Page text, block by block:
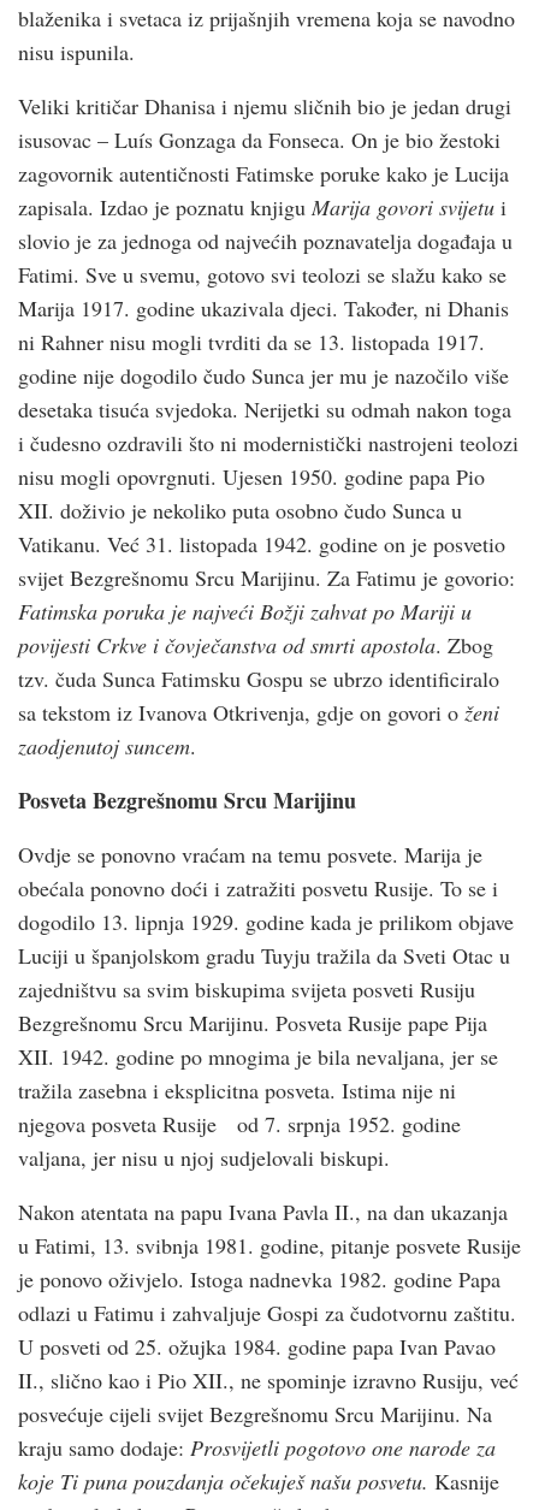
blaženika i svetaca iz prijašnjih vremena koja se navodno
nisu ispunila.
Veliki kritičar Dhanisa i njemu sličnih bio je jedan drugi
isusovac – Luís Gonzaga da Fonseca. On je bio žestoki
zagovornik autentičnosti Fatimske poruke kako je Lucija
zapisala. Izdao je poznatu knjigu Marija govori svijetu i
slovio je za jednoga od najvećih poznavatelja događaja u
Fatimi. Sve u svemu, gotovo svi teolozi se slažu kako se
Marija 1917. godine ukazivala djeci. Također, ni Dhanis
ni Rahner nisu mogli tvrditi da se 13. listopada 1917.
godine nije dogodilo čudo Sunca jer mu je nazočilo više
desetaka tisuća svjedoka. Nerijetki su odmah nakon toga
i čudesno ozdravili što ni modernistički nastrojeni teolozi
nisu mogli opovrgnuti. Ujesen 1950. godine papa Pio
XII. doživio je nekoliko puta osobno čudo Sunca u
Vatikanu. Već 31. listopada 1942. godine on je posvetio
svijet Bezgrešnomu Srcu Marijinu. Za Fatimu je govorio:
Fatimska poruka je najveći Božji zahvat po Mariji u
povijesti Crkve i čovječanstva od smrti apostola. Zbog
tzv. čuda Sunca Fatimsku Gospu se ubrzo identificiralo
sa tekstom iz Ivanova Otkrivenja, gdje on govori o ženi
zaodjenutoj suncem.
Posveta Bezgrešnomu Srcu Marijinu
Ovdje se ponovno vraćam na temu posvete. Marija je
obećala ponovno doći i zatražiti posvetu Rusije. To se i
dogodilo 13. lipnja 1929. godine kada je prilikom objave
Luciji u španjolskom gradu Tuyju tražila da Sveti Otac u
zajedništvu sa svim biskupima svijeta posveti Rusiju
Bezgrešnomu Srcu Marijinu. Posveta Rusije pape Pija
XII. 1942. godine po mnogima je bila nevaljana, jer se
tražila zasebna i eksplicitna posveta. Istima nije ni
njegova posveta Rusije od 7. srpnja 1952. godine
valjana, jer nisu u njoj sudjelovali biskupi.
Nakon atentata na papu Ivana Pavla II., na dan ukazanja
u Fatimi, 13. svibnja 1981. godine, pitanje posvete Rusije
je ponovo oživjelo. Istoga nadnevka 1982. godine Papa
odlazi u Fatimu i zahvaljuje Gospi za čudotvornu zaštitu.
U posveti od 25. ožujka 1984. godine papa Ivan Pavao
II., slično kao i Pio XII., ne spominje izravno Rusiju, već
posvećuje cijeli svijet Bezgrešnomu Srcu Marijinu. Na
kraju samo dodaje: Prosvijetli pogotovo one narode za
koje Ti puna pouzdanja očekuješ našu posvetu. Kasnije